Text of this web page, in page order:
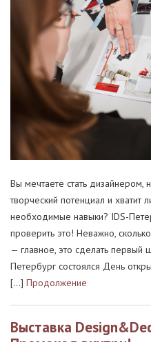
Вы мечтаете стать дизайнером,
творческий потенциал и хватит
необходимые навыки? IDS-
проверить это! Неважно,
— главное, это сделать первый
Петербург состоялся День
[…] Продолжение
Выставка